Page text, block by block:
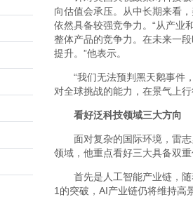
向估值会承压。从中长期来看
依然具备较强竞争力。“从产业
整体产品的竞争力。在未来一
提升。”他表示。
“我们无法预判黑天鹅事件
对全球挑战的能力，在景气上
看好泛科技领域三大方向
面对复杂的国际环境，雷
领域，他重点看好三大具备双
首先是人工智能产业链，
1的突破，AI产业链仍将维持高